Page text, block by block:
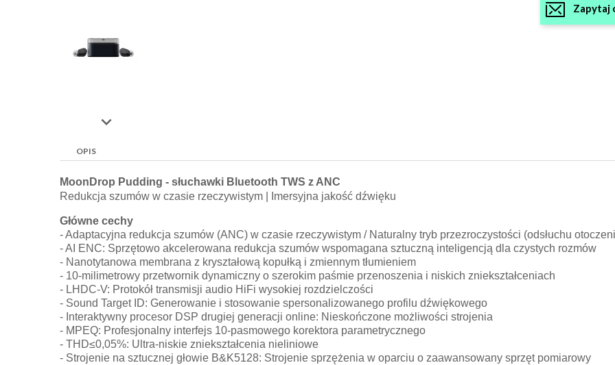

Zapytaj
OPIS
MoonDrop Pudding - słuchawki Bluetooth TWS z ANC
Redukcja szumów w czasie rzeczywistym | Imersyjna jakość dźwięku
Główne cechy
- Adaptacyjna redukcja szumów (ANC) w czasie rzeczywistym / Naturalny tryb przezroczystości (odsłuchu
- AI ENC: Sprzętowo akcelerowana redukcja szumów wspomagana sztuczną inteligencją dla czystych rozmów
- Nanotytanowa membrana z kryształową kopułką i zmiennym tłumieniem
- 10-milimetrowy przetwornik dynamiczny o szerokim paśmie przenoszenia i niskich zniekształceniach
- LHDC-V: Protokół transmisji audio HiFi wysokiej rozdzielczości
- Sound Target ID: Generowanie i stosowanie spersonalizowanego profilu dźwiękowego
- Interaktywny procesor DSP drugiej generacji online: Nieskończone możliwości strojenia
- MPEQ: Profesjonalny interfejs 10-pasmowego korektora parametrycznego
- THD≤0,05%: Ultra-niskie zniekształcenia nieliniowe
- Strojenie na sztucznej głowie B&K5128: Strojenie sprzężenia w oparciu o zaawansowany sprzęt pomiarowy